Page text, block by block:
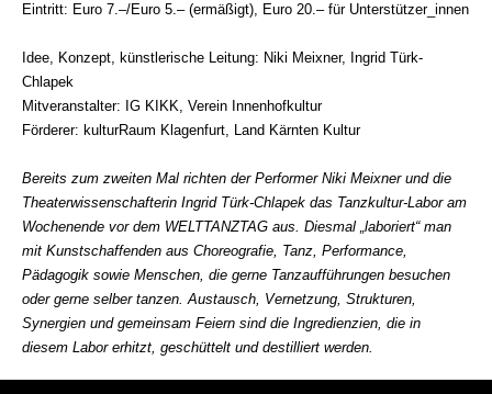
Eintritt: Euro 7.–/Euro 5.– (ermäßigt), Euro 20.– für Unterstützer_innen
Idee, Konzept, künstlerische Leitung: Niki Meixner, Ingrid Türk-
Chlapek
Mitveranstalter: IG KIKK, Verein Innenhofkultur
Förderer: kulturRaum Klagenfurt, Land Kärnten Kultur
Bereits zum zweiten Mal richten der Performer Niki Meixner und die
Theaterwissenschafterin Ingrid Türk-Chlapek das Tanzkultur-Labor am
Wochenende vor dem WELTTANZTAG aus. Diesmal „laboriert“ man
mit Kunstschaffenden aus Choreografie, Tanz, Performance,
Pädagogik sowie Menschen, die gerne Tanzaufführungen besuchen
oder gerne selber tanzen. Austausch, Vernetzung, Strukturen,
Synergien und gemeinsam Feiern sind die Ingredienzien, die in
diesem Labor erhitzt, geschüttelt und destilliert werden.